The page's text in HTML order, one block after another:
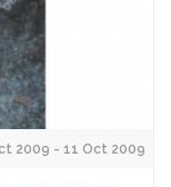
2009 - 11 Oct 2009